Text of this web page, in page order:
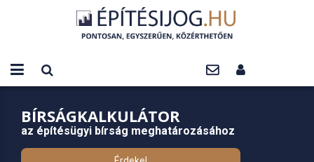
BÍRSÁGKALKULÁTOR
az építésügyi bírság meghatározásához